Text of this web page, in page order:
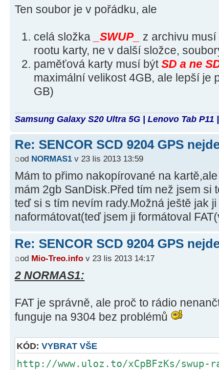
Ten soubor je v pořádku, ale
celá složka _SWUP_
z archivu
rootu karty, ne v další složce,
paměťová karty musí býtSD a ne
maximální velikost 4GB, ale lepší je
GB)
Samsung Galaxy S20 Ultra 5G | Lenovo Tab P11
Re: SENCOR SCD 9204 GPS
od NORMAS1 v 23 lis 2013 13:59
Mám to přimo nakopírované na
mám 2gb SanDisk.Před tím než jsem si
teď si s tím nevím rady.Možná ještě jak
naformátovat(teď jsem ji formátoval
Re: SENCOR SCD 9204 GPS
od Mio-Treo.info v 23 lis 2013 14:17
2 NORMAS1:
FAT je správně, ale proč to rádio
funguje na 9304 bez problémů
KÓD: VYBRAT VŠE
http://www.uloz.to/xCpBFzKs/swup-